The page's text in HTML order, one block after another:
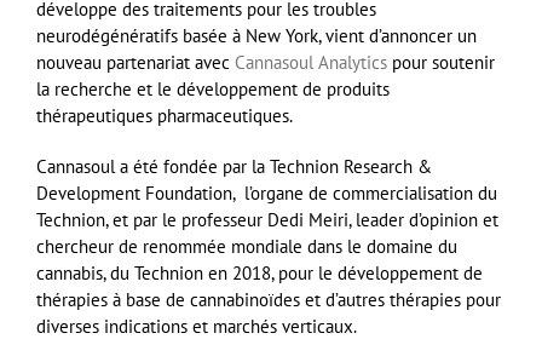
développe des traitements pour les troubles
neurodégénératifs basée à New York, vient d’annoncer un
nouveau partenariat avec Cannasoul Analytics pour soutenir
la recherche et le développement de produits
thérapeutiques pharmaceutiques.
Cannasoul a été fondée par la Technion Research &
Development Foundation, l’organe de commercialisation du
Technion, et par le professeur Dedi Meiri, leader d’opinion et
chercheur de renommée mondiale dans le domaine du
cannabis, du Technion en 2018, pour le développement de
thérapies à base de cannabinoïdes et d’autres thérapies pour
diverses indications et marchés verticaux.